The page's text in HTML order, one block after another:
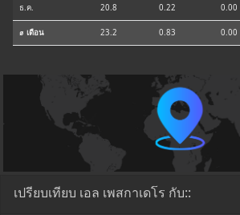
ธ.ค. 20.8 0.22 0.00
⌀ เดือน 23.2 0.83 0.00
เปรียบเทียบ เอล เพสกาเดโร กับ::